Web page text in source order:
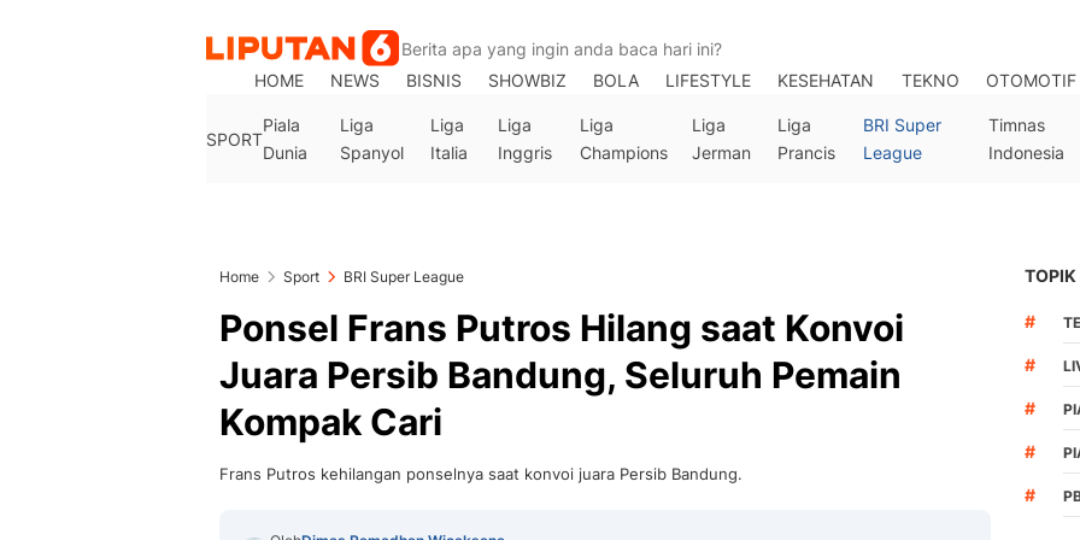
HOME
NEWS BISNIS SHOWBIZ BOLA LIFESTYLE KESEHATAN TEKNO OTOMOTIF
SPORT
Piala
Dunia
Liga
Spanyol
Liga
Italia
Liga
Inggris
Liga
Champions
Liga
Jerman
Liga
Prancis
BRI Super
League
Timnas
Indonesia
Home Sport BRI Super League
Ponsel Frans Putros Hilang saat Konvoi
Juara Persib Bandung, Seluruh Pemain
Kompak Cari
Frans Putros kehilangan ponselnya saat konvoi juara Persib Bandung.
TOPIK
#
#
#
#
#